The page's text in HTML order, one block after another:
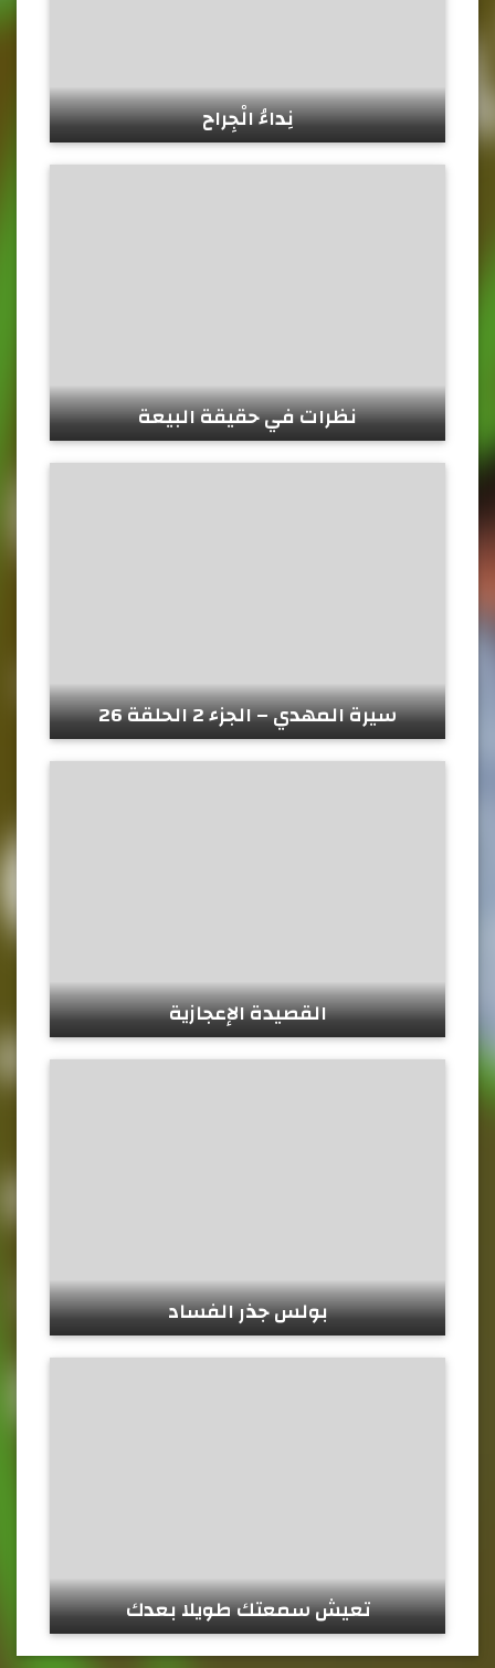
نِداءُ الْجِراح
نظرات في حقيقة البيعة
سيرة المهدي – الجزء 2 الحلقة 26
القصيدة الإعجازية
بولس جذر الفساد
تعيش سمعتك طويلا بعدك